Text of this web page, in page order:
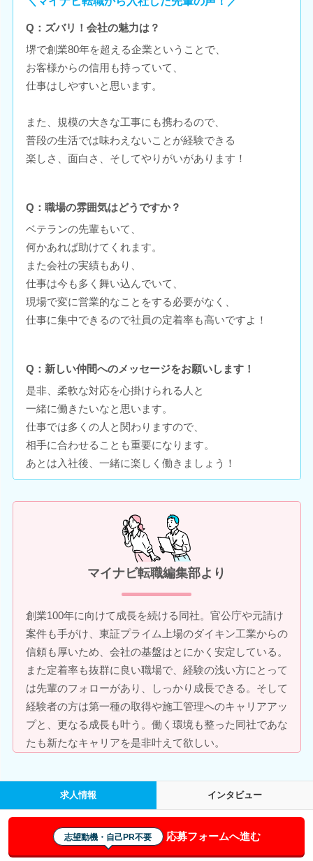
Q：ズバリ！会社の魅力は？
堺で創業80年を超える企業ということで、
お客様からの信用も持っていて、
仕事はしやすいと思います。
また、規模の大きな工事にも携わるので、
普段の生活では味わえないことが経験できる
楽しさ、面白さ、そしてやりがいがあります！
Q：職場の雰囲気はどうですか？
ベテランの先輩もいて、
何かあれば助けてくれます。
また会社の実績もあり、
仕事は今も多く舞い込んでいて、
現場で変に営業的なことをする必要がなく、
仕事に集中できるので社員の定着率も高いですよ！
Q：新しい仲間へのメッセージをお願いします！
是非、柔軟な対応を心掛けられる人と
一緒に働きたいなと思います。
仕事では多くの人と関わりますので、
相手に合わせることも重要になります。
あとは入社後、一緒に楽しく働きましょう！
マイナビ転職編集部より
創業100年に向けて成長を続ける同社。官公庁や元請け
案件も手がけ、東証プライム上場のダイキン工業からの
信頼も厚いため、会社の基盤はとにかく安定している。
また定着率も抜群に良い職場で、経験の浅い方にとって
は先輩のフォローがあり、しっかり成長できる。そして
経験者の方は第一種の取得や施工管理へのキャリアアッ
プと、更なる成長も叶う。働く環境も整った同社であな
たも新たなキャリアを是非叶えて欲しい。
求人情報 インタビュー
志望動機・自己PR不要 応募フォームへ進む